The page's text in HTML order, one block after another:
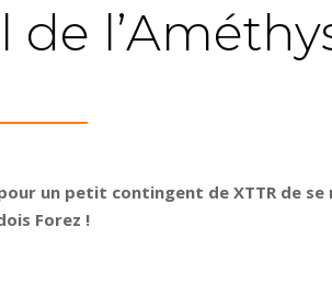
de
pour un petit contingent de XTTR de
Forez !